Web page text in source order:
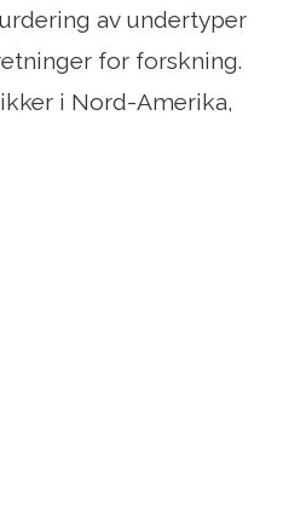
av undertyper
for forskning.
i Nord-Amerika,